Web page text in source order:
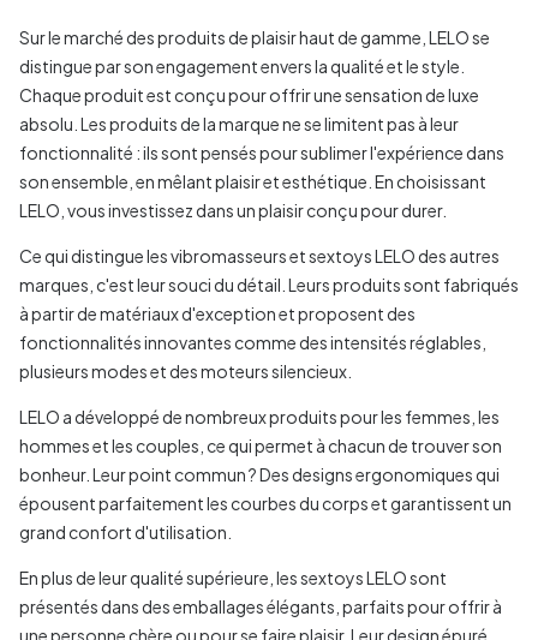
Sur le marché des produits de plaisir haut de gamme, LELO se
distingue par son engagement envers la qualité et le style.
Chaque produit est conçu pour offrir une sensation de luxe
absolu. Les produits de la marque ne se limitent pas à leur
fonctionnalité : ils sont pensés pour sublimer l'expérience dans
son ensemble, en mêlant plaisir et esthétique. En choisissant
LELO, vous investissez dans un plaisir conçu pour durer.
Ce qui distingue les vibromasseurs et sextoys LELO des autres
marques, c'est leur souci du détail. Leurs produits sont fabriqués
à partir de matériaux d'exception et proposent des
fonctionnalités innovantes comme des intensités réglables,
plusieurs modes et des moteurs silencieux.
LELO a développé de nombreux produits pour les femmes, les
hommes et les couples, ce qui permet à chacun de trouver son
bonheur. Leur point commun ? Des designs ergonomiques qui
épousent parfaitement les courbes du corps et garantissent un
grand confort d'utilisation.
En plus de leur qualité supérieure, les sextoys LELO sont
présentés dans des emballages élégants, parfaits pour offrir à
une personne chère ou pour se faire plaisir. Leur design épuré,